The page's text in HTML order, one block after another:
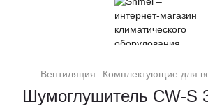
Вентиляция Комплектующие для
Шумоглушитель CW-S